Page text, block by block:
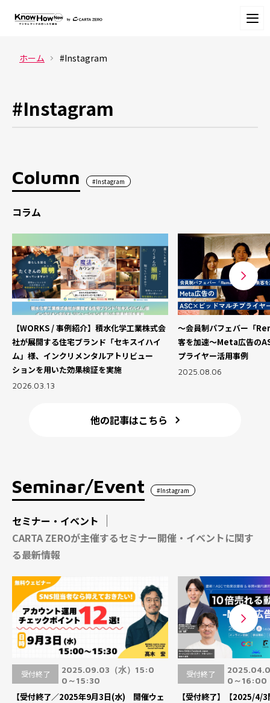
ホーム #Instagram
#Instagram
Column #Instagram
コラム
【WORKS / 事例紹介】積水化学工業株式会
社が展開する住宅ブランド「セキスイハイ
ム」様、インクリメンタルアトリビュー
ションを用いた効果検証を実施
2026.03.13
～会員制パフェバー「
客を加速～Meta広告の
プライヤー活用事例
2025.08.06
他の記事はこちら
Seminar/Event #Instagram
セミナー・イベント
CARTA ZEROが主催するセミナー開催・イベントに関す
る最新情報
受付終了
2025.09.03（水）15:0
0～15:30
【受付終了／2025年9月3日(水) 開催ウェ
受付終了
0～16:00
【受付終了】【2025/4/